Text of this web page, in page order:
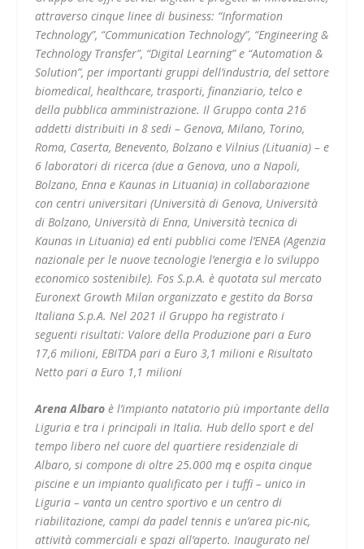
attraverso cinque linee di business: “Information
Technology”, “Communication Technology”, “Engineering &
Technology Transfer”, “Digital Learning” e “Automation &
Solution”, per importanti gruppi dell’industria, del settore
biomedical, healthcare, trasporti, finanziario, telco e
della pubblica amministrazione. Il Gruppo conta 216
addetti distribuiti in 8 sedi – Genova, Milano, Torino,
Roma, Caserta, Benevento, Bolzano e Vilnius (Lituania) – e
6 laboratori di ricerca (due a Genova, uno a Napoli,
Bolzano, Enna e Kaunas in Lituania) in collaborazione
con centri universitari (Università di Genova, Università
di Bolzano, Università di Enna, Università tecnica di
Kaunas in Lituania) ed enti pubblici come l’ENEA (Agenzia
nazionale per le nuove tecnologie l’energia e lo sviluppo
economico sostenibile). Fos S.p.A. è quotata sul mercato
Euronext Growth Milan organizzato e gestito da Borsa
Italiana S.p.A. Nel 2021 il Gruppo ha registrato i
seguenti risultati: Valore della Produzione pari a Euro
17,6 milioni, EBITDA pari a Euro 3,1 milioni e Risultato
Netto pari a Euro 1,1 milioni
Arena Albaroè l’impianto natatorio più importante della
Liguria e tra i principali in Italia. Hub dello sport e del
tempo libero nel cuore del quartiere residenziale di
Albaro, si compone di oltre 25.000 mq e ospita cinque
piscine e un impianto qualificato per i tuffi – unico in
Liguria – vanta un centro sportivo e un centro di
riabilitazione, campi da padel tennis e un’area pic-nic,
attività commerciali e spazi all’aperto. Inaugurato nel